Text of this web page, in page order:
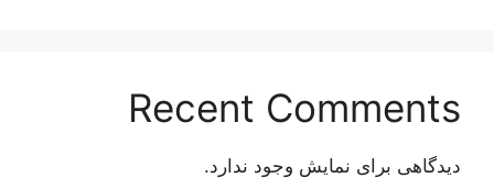
Recent Comments
دیدگاهی برای نمایش وجود ندارد.